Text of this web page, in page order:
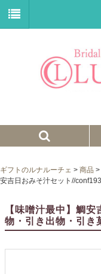
プチギフト
ウェイトドール
子育て卒業証書
ギフトのルナルーチェ > 商品 >
安吉日おみそ汁セット//
【味噌汁最中】鯛
物・引き出物・引き